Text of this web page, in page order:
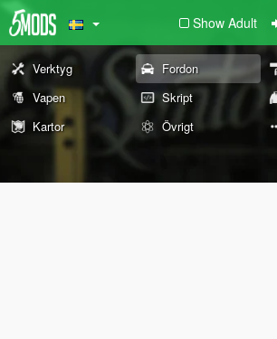
Show Adult
Verktyg Fordon
Vapen
Skript
Kartor
Övrigt